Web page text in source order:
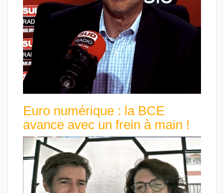
Euro numérique : la BCE
avance avec un frein à main !